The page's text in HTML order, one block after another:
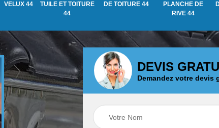
VELUX 44
TUILE ET TOITURE
44
DE TOITURE 44
PLANCHE DE
RIVE 44
Recherche de fuite
de toiture 44
Traitement anti
DEVIS
Demandez votre devis